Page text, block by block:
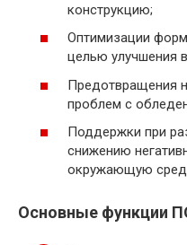
конструкцию;
Оптимизации
целью улучшения
Предотвращения
проблем с
Поддержки при
снижению
окружающую
Основные функции